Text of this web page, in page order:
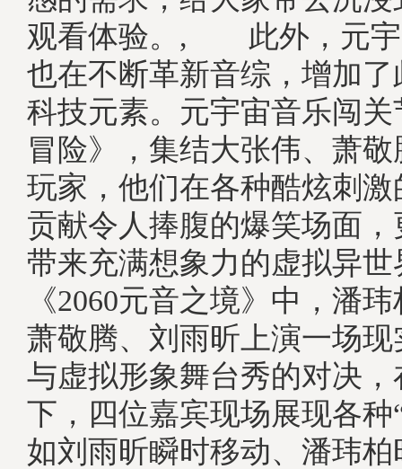
观看体验。, 此外，元宇
也在不断革新音综，增加
科技元素。元宇宙音乐闯
冒险》，集结大张伟、萧
玩家，他们在各种酷炫刺
贡献令人捧腹的爆笑场面
带来充满想象力的虚拟异
《2060元音之境》中，潘
萧敬腾、刘雨昕上演一场
与虚拟形象舞台秀的对决
下，四位嘉宾现场展现各种
如刘雨昕瞬时移动、潘玮